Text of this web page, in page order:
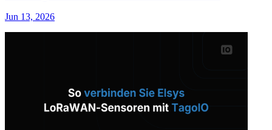
Jun 13, 2026